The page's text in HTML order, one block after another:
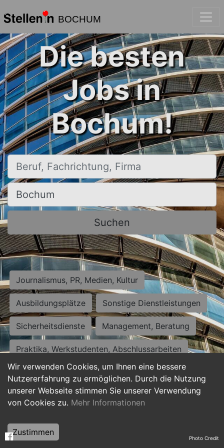
BOCHUM
Wir verwenden Cookies, um Ihnen eine bessere
Nutzererfahrung zu ermöglichen. Durch die Nutzung
unserer Webseite stimmen Sie unserer Verwendung
von Cookies zu. Mehr Informationen
Zustimmen
Die besten
Jobs in
Bochum!
Beruf, Fachrichtung, Firma
Ort, Stadt
Suchen
Journalismus, PR, Medien, Kultur
Ausbildungsplätze Sonstige Dienstleistungen
Sicherheitsdienste Management, Beratung
Praktika, Werkstudenten, Abschlussarbeiten
Personalwesen Assistenz, Sekretariat
Hilfskräfte, Aushilfs- und Nebenjobs
Weiterbildung, Studium, duale Ausbildung Photo Credit